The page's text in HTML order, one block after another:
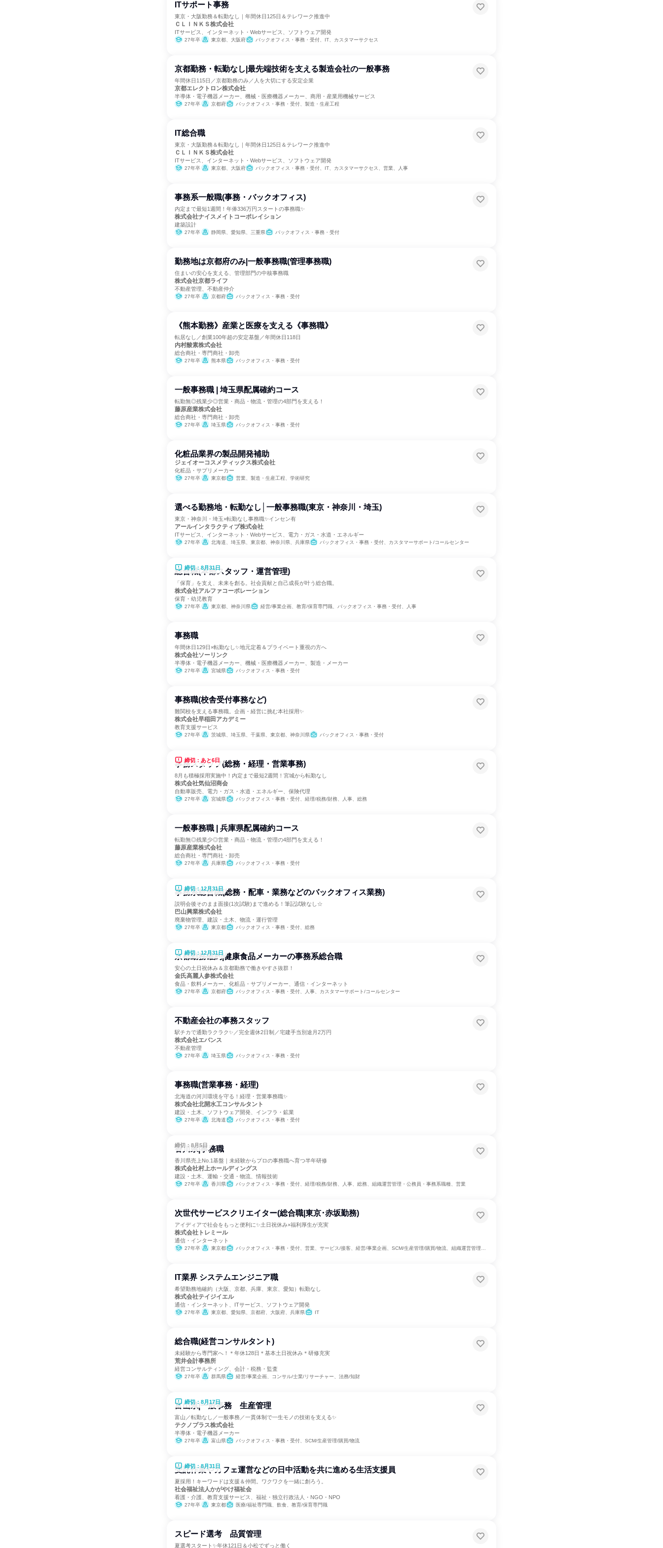
ITサポート事務
東京・大阪勤務＆転勤なし｜年間休日125日＆テレワーク推進中
ＣＬＩＮＫＳ株式会社
ITサービス、インターネット・Webサービス、ソフトウェア開発
27年卒 東京都、大阪府 バックオフィス・事務・受付、IT、カスタマーサクセス
京都勤務・転勤なし|最先端技術を支える製造会社の一般事務
年間休日115日／京都勤務のみ／人を大切にする安定企業
京都エレクトロン株式会社
半導体・電子機器メーカー、機械・医療機器メーカー、商用・産業用機械サービス
27年卒 京都府 バックオフィス・事務・受付、製造・生産工程
IT総合職
東京・大阪勤務＆転勤なし｜年間休日125日＆テレワーク推進中
ＣＬＩＮＫＳ株式会社
ITサービス、インターネット・Webサービス、ソフトウェア開発
27年卒 東京都、大阪府 バックオフィス・事務・受付、IT、カスタマーサクセス、営業、人事
事務系一般職(事務・バックオフィス)
内定まで最短1週間！年俸336万円スタートの事務職✨
株式会社ナイスメイトコーポレイション
建築設計
27年卒 静岡県、愛知県、三重県 バックオフィス・事務・受付
勤務地は京都府のみ|一般事務職(管理事務職)
住まいの安心を支える、管理部門の中核事務職
株式会社京都ライフ
不動産管理、不動産仲介
27年卒 京都府 バックオフィス・事務・受付
《熊本勤務》産業と医療を支える《事務職》
転居なし／創業100年超の安定基盤／年間休日118日
内村酸素株式会社
総合商社・専門商社・卸売
27年卒 熊本県 バックオフィス・事務・受付
一般事務職 | 埼玉県配属確約コース
転勤無◎残業少◎営業・商品・物流・管理の4部門を支える！
藤原産業株式会社
総合商社・専門商社・卸売
27年卒 埼玉県 バックオフィス・事務・受付
化粧品業界の製品開発補助
ジェイオーコスメティックス株式会社
化粧品・サプリメーカー
27年卒 東京都 営業、製造・生産工程、学術研究
選べる勤務地・転勤なし│一般事務職(東京・神奈川・埼玉)
東京・神奈川・埼玉×転勤なし事務職✨インセン有
アールインタラクティブ株式会社
ITサービス、インターネット・Webサービス、電力・ガス・水道・エネルギー
27年卒 北海道、埼玉県、東京都、神奈川県、兵庫県 バックオフィス・事務・受付、カスタマーサポート/コールセンター
締切：8月31日
総合職(本部スタッフ・運営管理)
「保育」を支え、未来を創る。社会貢献と自己成長が叶う総合職。
株式会社アルファコーポレーション
保育・幼児教育
27年卒 東京都、神奈川県 経営/事業企画、教育/保育専門職、バックオフィス・事務・受付、人事
事務職
年間休日129日×転勤なし✨地元定着＆プライベート重視の方へ
株式会社ソーリンク
半導体・電子機器メーカー、機械・医療機器メーカー、製造・メーカー
27年卒 宮城県 バックオフィス・事務・受付
事務職(校舎受付事務など)
難関校を支える事務職。企画・経営に挑む本社採用✨
株式会社早稲田アカデミー
教育支援サービス
27年卒 茨城県、埼玉県、千葉県、東京都、神奈川県 バックオフィス・事務・受付
締切：あと6日
事務スタッフ(総務・経理・営業事務)
8月も積極採用実施中！内定まで最短2週間！宮城から転勤なし
株式会社気仙沼商会
自動車販売、電力・ガス・水道・エネルギー、保険代理
27年卒 宮城県 バックオフィス・事務・受付、経理/税務/財務、人事、総務
一般事務職 | 兵庫県配属確約コース
転勤無◎残業少◎営業・商品・物流・管理の4部門を支える！
藤原産業株式会社
総合商社・専門商社・卸売
27年卒 兵庫県 バックオフィス・事務・受付
締切：12月31日
事務系総合職(総務・配車・業務などのバックオフィス業務)
説明会後そのまま面接(1次試験)まで進める！筆記試験なし☆
巴山興業株式会社
廃棄物管理、建設・土木、物流・運行管理
27年卒 東京都 バックオフィス・事務・受付、総務
締切：12月31日
京都勤務確約|健康食品メーカーの事務系総合職
安心の土日祝休み＆京都勤務で働きやすさ抜群！
金氏高麗人参株式会社
食品・飲料メーカー、化粧品・サプリメーカー、通信・インターネット
27年卒 京都府 バックオフィス・事務・受付、人事、カスタマーサポート/コールセンター
不動産会社の事務スタッフ
駅チカで通勤ラクラク✨／完全週休2日制／宅建手当別途月2万円
株式会社エバンス
不動産管理
27年卒 埼玉県 バックオフィス・事務・受付
事務職(営業事務・経理)
北海道の河川環境を守る！経理・営業事務職✨
株式会社北開水工コンサルタント
建設・土木、ソフトウェア開発、インフラ・鉱業
27年卒 北海道 バックオフィス・事務・受付
締切：8月5日
香川県|事務職
香川県売上No.1基盤｜未経験からプロの事務職へ育つ半年研修
株式会社村上ホールディングス
建設・土木、運輸・交通・物流、情報技術
27年卒 香川県 バックオフィス・事務・受付、経理/税務/財務、人事、総務、組織運営管理・公務員・事務系職種、営業
次世代サービスクリエイター(総合職|東京･赤坂勤務)
アイディアで社会をもっと便利に✨土日祝休み×福利厚生が充実
株式会社トレミール
通信・インターネット
27年卒 東京都 バックオフィス・事務・受付、営業、サービス/接客、経営/事業企画、SCM/生産管理/購買/物流、組織運営管理・公務員・事務系職種、出版/メディア/芸能/エンタメ専門職、クリエイティブ/デザイン職、商品企画、マーケティング・広告・宣伝
IT業界 システムエンジニア職
希望勤務地確約（大阪、京都、兵庫、東京、愛知）転勤なし
株式会社テイジイエル
通信・インターネット、ITサービス、ソフトウェア開発
27年卒 東京都、愛知県、京都府、大阪府、兵庫県 IT
総合職(経営コンサルタント)
未経験から専門家へ！＊年休128日＊基本土日祝休み＊研修充実
荒井会計事務所
経営コンサルティング、会計・税務・監査
27年卒 群馬県 経営/事業企画、コンサル/士業/リサーチャー、法務/知財
締切：8月17日
富山県|一般事務 生産管理
富山／転勤なし／一般事務／一貫体制で一生モノの技術を支える✨
テクノプラス株式会社
半導体・電子機器メーカー
27年卒 富山県 バックオフィス・事務・受付、SCM/生産管理/購買/物流
締切：8月31日
受託作業やカフェ運営などの日中活動を共に進める生活支援員
夏採用！キーワードは支援＆仲間。ワクワクを一緒に創ろう。
社会福祉法人かがやけ福祉会
看護・介護、教育支援サービス、福祉・独立行政法人・NGO・NPO
27年卒 東京都 医療/福祉専門職、飲食、教育/保育専門職
スピード選考 品質管理
夏選考スタート✨年休121日＆小松でずっと働く